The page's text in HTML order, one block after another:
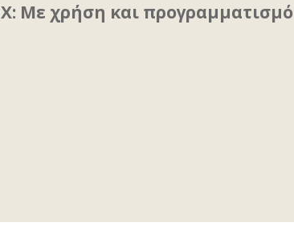
Με χρήση και